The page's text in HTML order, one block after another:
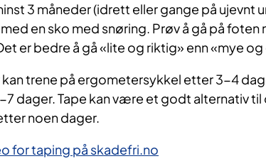
3 måneder (idrett eller gange på ujevnt
en sko med snøring. Prøv å gå på
er bedre å gå «lite og riktig» enn «mye
trene på ergometersykkel etter 3-4
dager. Tape kan være et godt alternativ
noen dager.
for taping på skadefri.no